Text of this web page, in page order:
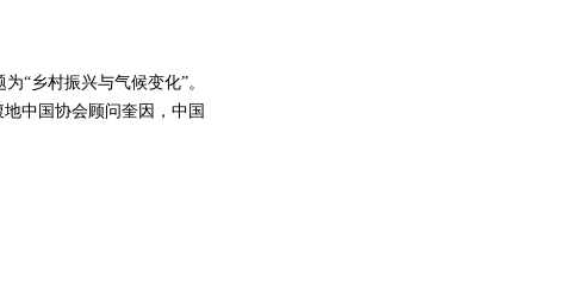
乡村振兴与气候变化”。
中国协会顾问奎因，中国